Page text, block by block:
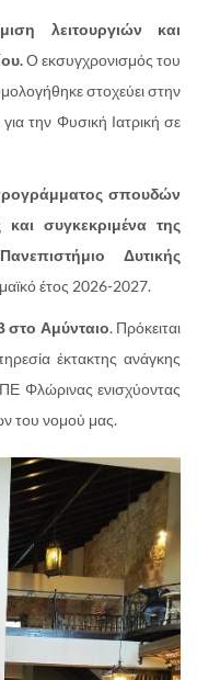
λειτουργιών και
Ο εκσυγχρονισμός του
στοχεύει στην
την Φυσική Ιατρική σε
σπουδών
συγκεκριμένα της
Δυτικής
έτος 2026-2027.
στο Αμύνταιο. Πρόκειται
έκτακτης ανάγκης
Φλώρινας ενισχύοντας
του νομού μας.